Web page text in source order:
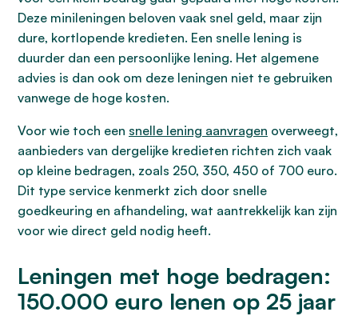
Deze minileningen beloven vaak snel geld, maar zijn
dure, kortlopende kredieten. Een snelle lening is
duurder dan een persoonlijke lening. Het algemene
advies is dan ook om deze leningen niet te gebruiken
vanwege de hoge kosten.
Voor wie toch een snelle lening aanvragen overweegt,
aanbieders van dergelijke kredieten richten zich vaak
op kleine bedragen, zoals 250, 350, 450 of 700 euro.
Dit type service kenmerkt zich door snelle
goedkeuring en afhandeling, wat aantrekkelijk kan zijn
voor wie direct geld nodig heeft.
Leningen met hoge bedragen:
150.000 euro lenen op 25 jaar